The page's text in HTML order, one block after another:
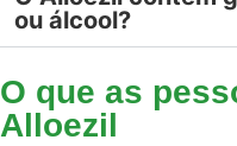
ou álcool?
O que as
Alloezil